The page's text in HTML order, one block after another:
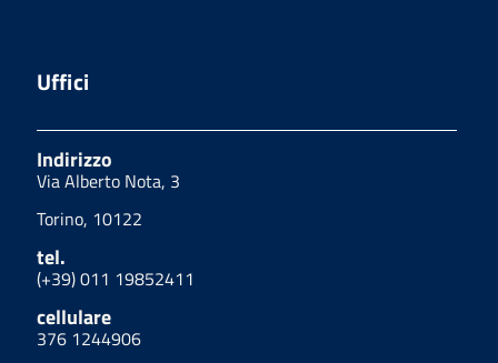
Uffici
Indirizzo
Via Alberto Nota, 3
Torino, 10122
tel.
(+39) 011 19852411
cellulare
376 1244906